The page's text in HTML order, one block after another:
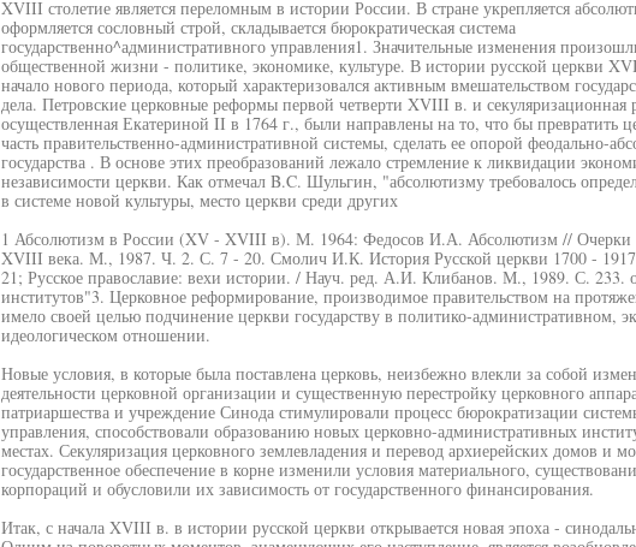
XVIII столетие является переломным в истории России. В стране укрепляется
оформляется сословный строй, складывается бюрократическая система
государственно^административного управления1. Значительные изменения
общественной жизни - политике, экономике, культуре. В истории русской церкви
начало нового периода, который характеризовался активным вмешательством
дела. Петровские церковные реформы первой четверти XVIII в. и секуляризационная
осуществленная Екатериной II в 1764 г., были направлены на то, что бы превратить
часть правительственно-административной системы, сделать ее опорой феодально-
государства . В основе этих преобразований лежало стремление к ликвидации
независимости церкви. Как отмечал B.C. Шульгин, "абсолютизму требовалось
в системе новой культуры, место церкви среди других
1 Абсолютизм в России (XV - XVIII в). М. 1964: Федосов И.А. Абсолютизм // Очерки
XVIII века. М., 1987. Ч. 2. С. 7 - 20. Смолич И.К. История Русской церкви 1700 -
21; Русское православие: вехи истории. / Науч. ред. А.И. Клибанов. М., 1989. С. 233.
институтов"3. Церковное реформирование, производимое правительством на
имело своей целью подчинение церкви государству в политико-административном,
идеологическом отношении.
Новые условия, в которые была поставлена церковь, неизбежно влекли за собой
деятельности церковной организации и существенную перестройку церковного
патриаршества и учреждение Синода стимулировали процесс бюрократизации
управления, способствовали образованию новых церковно-административных
местах. Секуляризация церковного землевладения и перевод архиерейских домов и
государственное обеспечение в корне изменили условия материального,
корпораций и обусловили их зависимость от государственного финансирования.
Итак, с начала XVIII в. в истории русской церкви открывается новая эпоха -